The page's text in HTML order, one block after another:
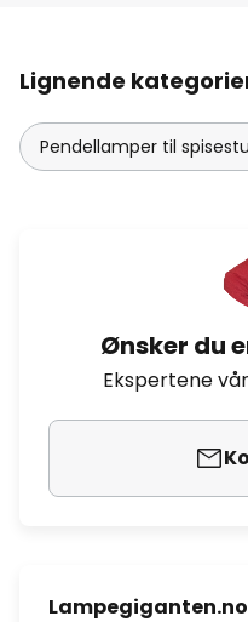
Lignende
Pendellamper til
Ønsker du
Ekspertene
Lampegiganten.no